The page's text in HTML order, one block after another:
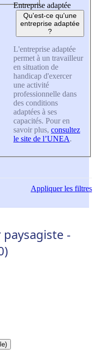
Entreprise adaptée
Qu'est-ce qu'une
entreprise adaptée
?
L'entreprise adaptée
permet à un travailleur
en situation de
handicap d'exercer
une activité
professionnelle dans
des conditions
adaptées à ses
capacités. Pour en
savoir plus, consultez
le site de l’UNEA.
Appliquerles filtres
-